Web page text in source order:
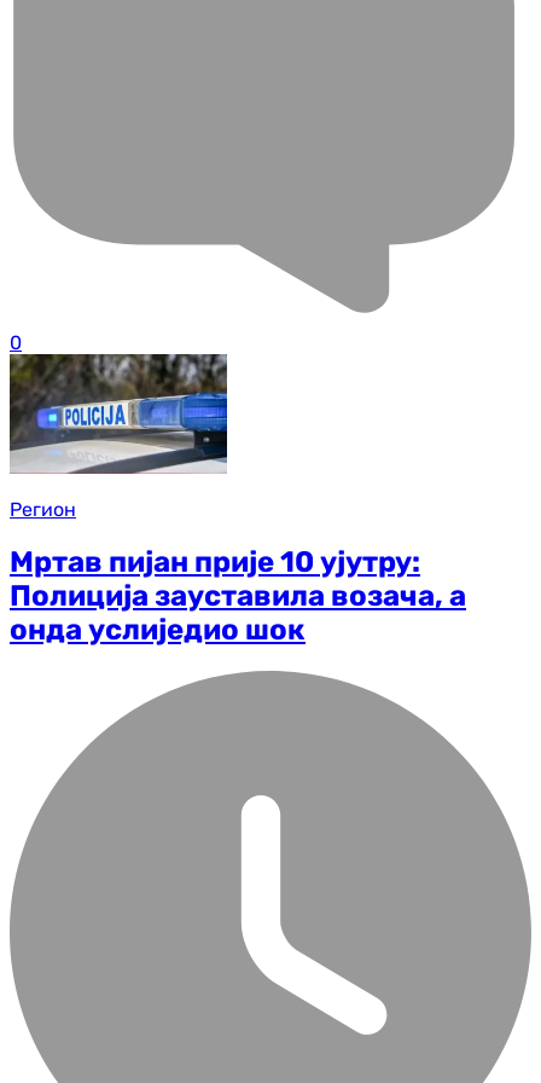
0
Регион
Мртав пијан прије 10 ујутру:
Полиција зауставила возача, а
онда услиједио шок